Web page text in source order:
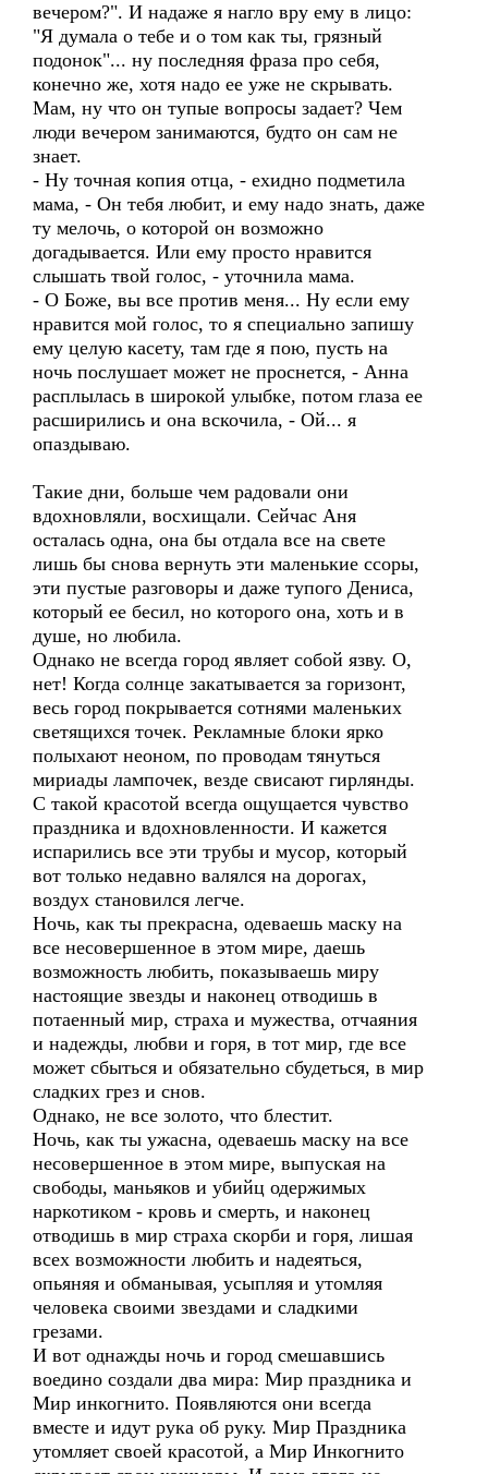
вечером?". И надаже я нагло вру ему в лицо:
"Я думала о тебе и о том как ты, грязный
подонок"... ну последняя фраза про себя,
конечно же, хотя надо ее уже не скрывать.
Мам, ну что он тупые вопросы задает? Чем
люди вечером занимаются, будто он сам не
знает.
- Ну точная копия отца, - ехидно подметила
мама, - Он тебя любит, и ему надо знать, даже
ту мелочь, о которой он возможно
догадывается. Или ему просто нравится
слышать твой голос, - уточнила мама.
- О Боже, вы все против меня... Ну если ему
нравится мой голос, то я специально запишу
ему целую касету, там где я пою, пусть на
ночь послушает может не проснется, - Анна
расплылась в широкой улыбке, потом глаза ее
расширились и она вскочила, - Ой... я
опаздываю.
Такие дни, больше чем радовали они
вдохновляли, восхищали. Сейчас Аня
осталась одна, она бы отдала все на свете
лишь бы снова вернуть эти маленькие ссоры,
эти пустые разговоры и даже тупого Дениса,
который ее бесил, но которого она, хоть и в
душе, но любила.
Однако не всегда город являет собой язву. О,
нет! Когда солнце закатывается за горизонт,
весь город покрывается сотнями маленьких
светящихся точек. Рекламные блоки ярко
полыхают неоном, по проводам тянуться
мириады лампочек, везде свисают гирлянды.
С такой красотой всегда ощущается чувство
праздника и вдохновленности. И кажется
испарились все эти трубы и мусор, который
вот только недавно валялся на дорогах,
воздух становился легче.
Ночь, как ты прекрасна, одеваешь маску на
все несовершенное в этом мире, даешь
возможность любить, показываешь миру
настоящие звезды и наконец отводишь в
потаенный мир, страха и мужества, отчаяния
и надежды, любви и горя, в тот мир, где все
может сбыться и обязательно сбудеться, в мир
сладких грез и снов.
Однако, не все золото, что блестит.
Ночь, как ты ужасна, одеваешь маску на все
несовершенное в этом мире, выпуская на
свободы, маньяков и убийц одержимых
наркотиком - кровь и смерть, и наконец
отводишь в мир страха скорби и горя, лишая
всех возможности любить и надеяться,
опьяняя и обманывая, усыпляя и утомляя
человека своими звездами и сладкими
грезами.
И вот однажды ночь и город смешавшись
воедино создали два мира: Мир праздника и
Мир инкогнито. Появляются они всегда
вместе и идут рука об руку. Мир Праздника
утомляет своей красотой, а Мир Инкогнито